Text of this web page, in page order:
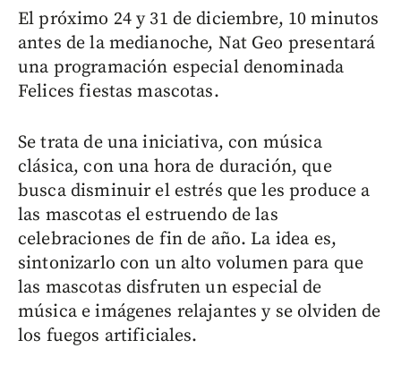
El próximo 24 y 31 de diciembre, 10 minutos
antes de la medianoche, Nat Geo presentará
una programación especial denominada
Felices fiestas mascotas.
Se trata de una iniciativa, con música
clásica, con una hora de duración, que
busca disminuir el estrés que les produce a
las mascotas el estruendo de las
celebraciones de fin de año. La idea es,
sintonizarlo con un alto volumen para que
las mascotas disfruten un especial de
música e imágenes relajantes y se olviden de
los fuegos artificiales.